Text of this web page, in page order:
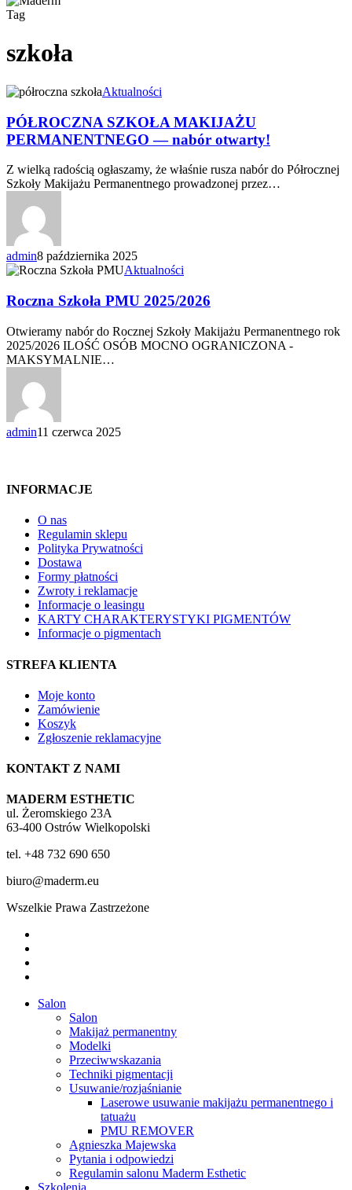
Tag
szkoła
PÓŁROCZNA
MAKIJAŻU
PERMANENTNEGO
—
otwarty!
Aktualności
PÓŁROCZNA SZKOŁA MAKIJAŻU
PERMANENTNEGO — nabór otwarty!
Z wielką radością ogłaszamy, że właśnie rusza nabór do Półrocznej
Szkoły Makijażu Permanentnego prowadzonej przez…
admin8 października 2025
Roczna
PMU
2025/2026
Aktualności
Roczna Szkoła PMU 2025/2026
Otwieramy nabór do Rocznej Szkoły Makijażu Permanentnego rok
2025/2026 ILOŚĆ OSÓB MOCNO OGRANICZONA -
MAKSYMALNIE…
admin11 czerwca 2025
INFORMACJE
O nas
Regulamin sklepu
Polityka Prywatności
Dostawa
Formy płatności
Zwroty i reklamacje
Informacje o leasingu
KARTY CHARAKTERYSTYKI PIGMENTÓW
Informacje o pigmentach
STREFA KLIENTA
Moje konto
Zamówienie
Koszyk
Zgłoszenie reklamacyjne
KONTAKT Z NAMI
MADERM ESTHETIC
ul. Żeromskiego 23A
63-400 Ostrów Wielkopolski
tel. +48 732 690 650
biuro@maderm.eu
Wszelkie Prawa Zastrzeżone
Close
Salon
Salon
Makijaż permanentny
Modelki
Przeciwwskazania
Techniki pigmentacji
Usuwanie/rozjaśnianie
Laserowe usuwanie makijażu permanentnego i
tatuażu
PMU REMOVER
Agnieszka Majewska
Pytania i odpowiedzi
Regulamin salonu Maderm Esthetic